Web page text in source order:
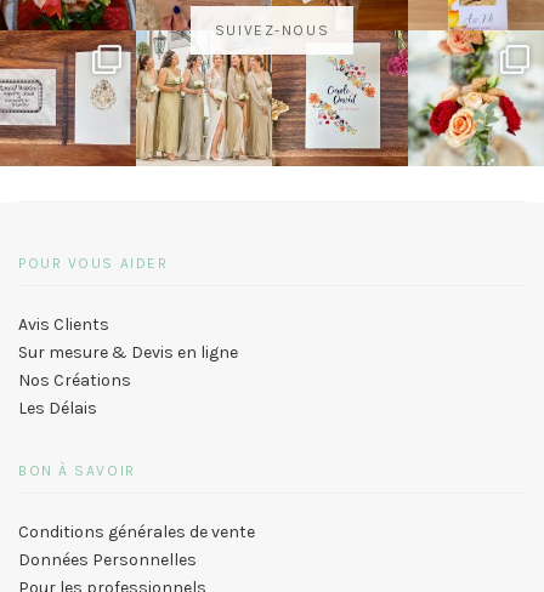
SUIVEZ-NOUS
POUR VOUS AIDER
Avis Clients
Sur mesure & Devis en ligne
Nos Créations
Les Délais
BON À SAVOIR
Conditions générales de vente
Données Personnelles